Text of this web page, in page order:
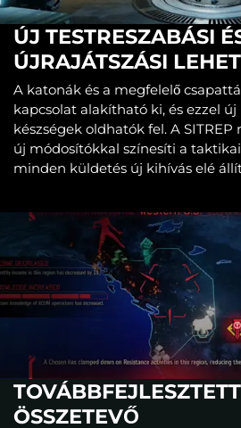
ÚJ TESTRESZABÁSI
ÚJRAJÁTSZÁSI
A katonák és a megfelelő
kapcsolat alakítható ki, és ezzel új
készségek oldhatók fel. A
új módosítókkal színesíti a
minden küldetés új kihívás elé
ÖSSZETEVŐ